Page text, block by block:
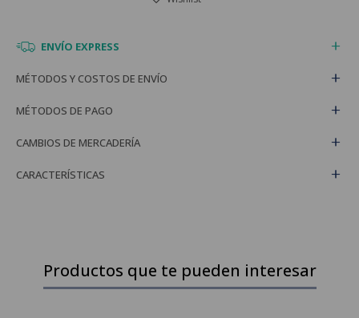
ENVÍO EXPRESS
MÉTODOS Y COSTOS DE ENVÍO
MÉTODOS DE PAGO
CAMBIOS DE MERCADERÍA
CARACTERÍSTICAS
Productos que te pueden interesar